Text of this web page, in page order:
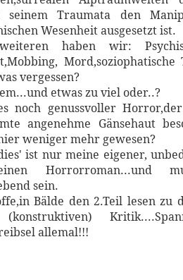
seinem Traumata den
Wesenheit ausgesetzt ist.
haben wir:
Mord,soziophatische
vergessen?
etwas zu viel oder..?
noch genussvoller
angenehme Gänsehaut
weniger mehr gewesen?
ist nur meine eigener,
Horrorroman...und
sein.
Bälde den 2.Teil lesen zu
allemal!!!